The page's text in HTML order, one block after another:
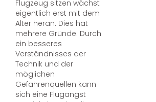
Flugzeug sitzen wächst
eigentlich erst mit dem
Alter heran. Dies hat
mehrere Gründe. Durch
ein besseres
Verständnisses der
Technik und der
möglichen
Gefahrenquellen kann
sich eine Flugangst